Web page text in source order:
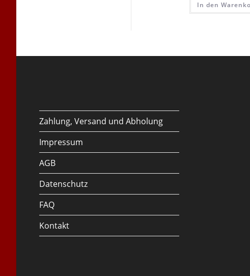
In den
Zahlung, Versand und Abholung
Impressum
AGB
Datenschutz
FAQ
Kontakt